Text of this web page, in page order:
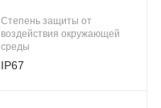
Степень защиты от
воздействия окружающей
среды
IP67